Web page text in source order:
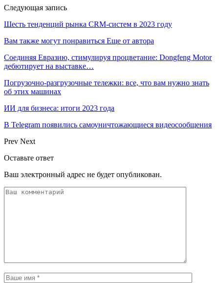
Следующая запись
Шесть тенденций рынка CRM-систем в 2023 году
Вам также могут понравиться Еще от автора
Соединяя Евразию, стимулируя процветание: Dongfeng Motor
дебютирует на выставке…
Погрузочно-разгрузочные тележки: все, что вам нужно знать
об этих машинах
ИИ для бизнеса: итоги 2023 года
В Telegram появились самоуничтожающиеся видеосообщения
Prev Next
Оставьте ответ
Ваш электронный адрес не будет опубликован.